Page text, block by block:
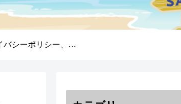
プライバシーポリシー、免責事項、著作権について